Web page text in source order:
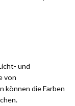
und
von
können die Farben